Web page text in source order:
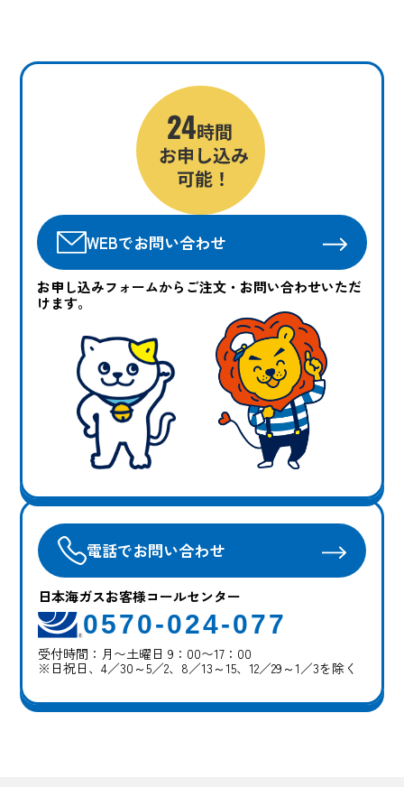
WEBでお問い合わせ
お申し込みフォームからご注文・お問い合わせいただ
けます。
電話でお問い合わせ
日本海ガスお客様コールセンター
0570-024-077
受付時間：月〜土曜日 9：00〜17：00
※日祝日、4／30～5／2、8／13～15、12／29～1／3を除く